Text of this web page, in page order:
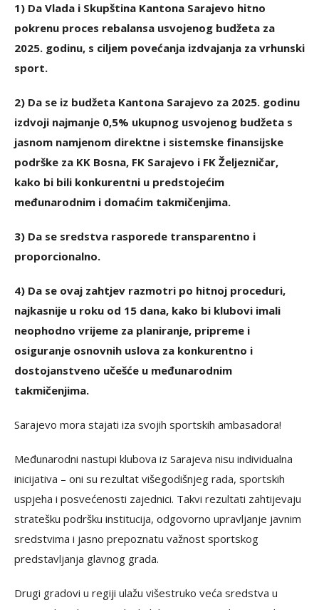
1) Da Vlada i Skupština Kantona Sarajevo hitno
pokrenu proces rebalansa usvojenog budžeta za
2025. godinu, s ciljem povećanja izdvajanja za vrhunski
sport.
2) Da se iz budžeta Kantona Sarajevo za 2025. godinu
izdvoji najmanje 0,5% ukupnog usvojenog budžeta s
jasnom namjenom direktne i sistemske finansijske
podrške za KK Bosna, FK Sarajevo i FK Željezničar,
kako bi bili konkurentni u predstojećim
međunarodnim i domaćim takmičenjima.
3) Da se sredstva rasporede transparentno i
proporcionalno.
4) Da se ovaj zahtjev razmotri po hitnoj proceduri,
najkasnije u roku od 15 dana, kako bi klubovi imali
neophodno vrijeme za planiranje, pripreme i
osiguranje osnovnih uslova za konkurentno i
dostojanstveno učešće u međunarodnim
takmičenjima.
Sarajevo mora stajati iza svojih sportskih ambasadora!
Međunarodni nastupi klubova iz Sarajeva nisu individualna
inicijativa – oni su rezultat višegodišnjeg rada, sportskih
uspjeha i posvećenosti zajednici. Takvi rezultati zahtijevaju
stratešku podršku institucija, odgovorno upravljanje javnim
sredstvima i jasno prepoznatu važnost sportskog
predstavljanja glavnog grada.
Drugi gradovi u regiji ulažu višestruko veća sredstva u